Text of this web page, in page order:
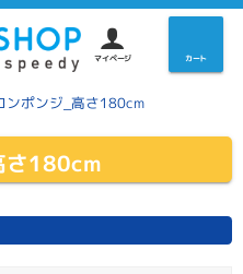
マイページ カート
ンポンジ_高さ180cm
さ180cm